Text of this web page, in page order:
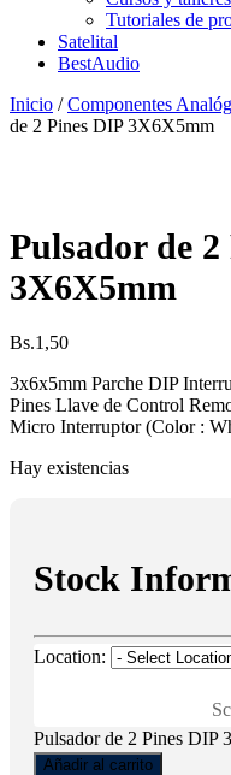
Tutoriales de
Satelital
BestAudio
Inicio /Componentes
de 2 Pines DIP 3X6X5mm
Pulsador de 2
3X6X5mm
Bs.1,50
3x6x5mm Parche DIP
Pines Llave de Control
Micro Interruptor (Color :
Hay existencias
Stock
Location:
Pulsador de 2 Pines DIP
Añadir al carrito